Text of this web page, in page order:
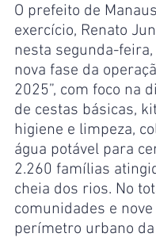
O prefeito de
exercício, Renato
nesta segunda-
nova fase da
2025”, com foco na
de cestas básicas,
higiene e limpeza,
água potável para
2.260 famílias
cheia dos rios. No
comunidades e
perímetro urbano